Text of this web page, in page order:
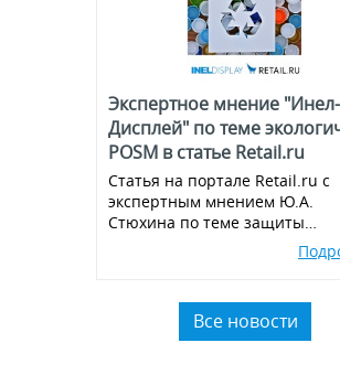
Экспертное мнение "Инел-
Дисплей" по теме
POSM в статье Retail.ru
Статья на портале Retail.ru с
экспертным мнением Ю.А.
Стюхина по теме защиты
окружающей среды,
пластика.
Все новости